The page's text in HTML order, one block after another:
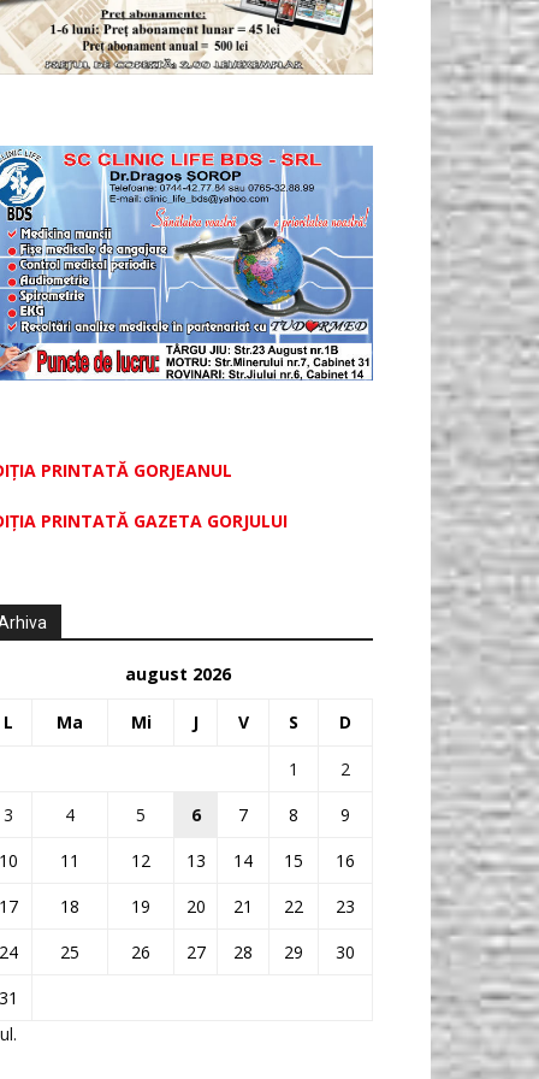
PRINTATĂ GORJEANUL
PRINTATĂ GAZETA GORJULUI
august 2026
L Ma Mi J V S D
1
2
3
4 5 6 7 8
9
11 12 13 14 15
16
18 19 20 21 22
23
25 26 27 28 29
30